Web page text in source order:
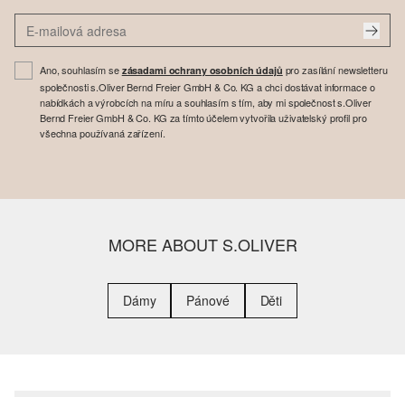
Ano, souhlasím se zásadami ochrany osobních údajů pro zasílání newsletteru
společnosti s.Oliver Bernd Freier GmbH & Co. KG a chci dostávat informace o
nabídkách a výrobcích na míru a souhlasím s tím, aby mi společnost s.Oliver
Bernd Freier GmbH & Co. KG za tímto účelem vytvořila uživatelský profil pro
všechna používaná zařízení.
MORE ABOUT S.OLIVER
Dámy Pánové Děti